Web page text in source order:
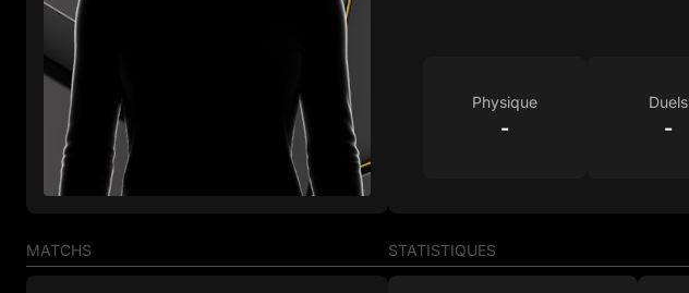
Physique
-
Duels
-
MATCHS STATISTIQUES